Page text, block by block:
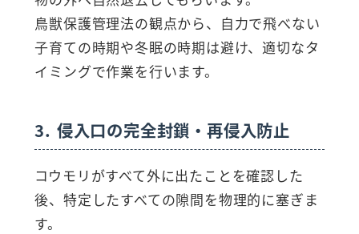
鳥獣保護管理法の観点から、自力で飛べない
子育ての時期や冬眠の時期は避け、適切なタ
イミングで作業を行います。
3. 侵入口の完全封鎖・再侵入防止
コウモリがすべて外に出たことを確認した
後、特定したすべての隙間を物理的に塞ぎま
す。